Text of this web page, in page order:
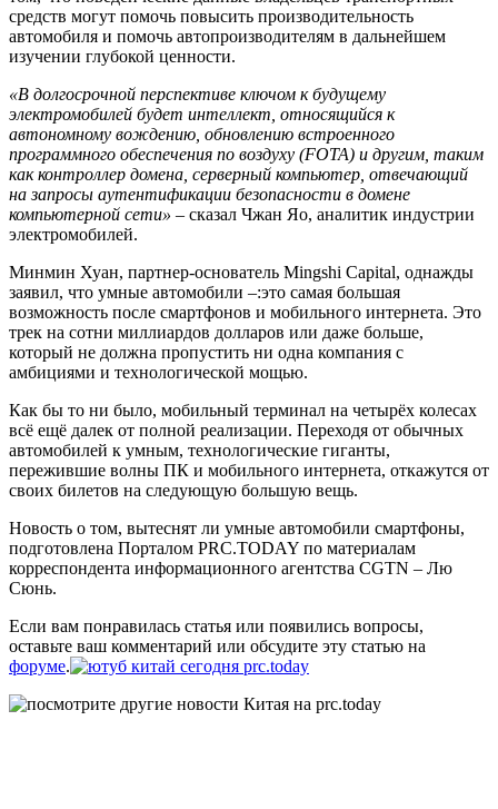
средств могут помочь повысить производительность
автомобиля и помочь автопроизводителям в дальнейшем
изучении глубокой ценности.
«В долгосрочной перспективе ключом к будущему
электромобилей будет интеллект, относящийся к
автономному вождению, обновлению встроенного
программного обеспечения по воздуху (FOTA) и другим, таким
как контроллер домена, серверный компьютер, отвечающий
на запросы аутентификации безопасности в домене
компьютерной сети» – сказал Чжан Яо, аналитик индустрии
электромобилей.
Минмин Хуан, партнер-основатель Mingshi Capital, однажды
заявил, что умные автомобили –:это самая большая
возможность после смартфонов и мобильного интернета. Это
трек на сотни миллиардов долларов или даже больше,
который не должна пропустить ни одна компания с
амбициями и технологической мощью.
Как бы то ни было, мобильный терминал на четырёх колесах
всё ещё далек от полной реализации. Переходя от обычных
автомобилей к умным, технологические гиганты,
пережившие волны ПК и мобильного интернета, откажутся от
своих билетов на следующую большую вещь.
Новость о том, вытеснят ли умные автомобили смартфоны,
подготовлена Порталом PRC.TODAY по материалам
корреспондента информационного агентства CGTN – Лю
Сюнь.
Если вам понравилась статья или появились вопросы,
оставьте ваш комментарий или обсудите эту статью на
форуме.